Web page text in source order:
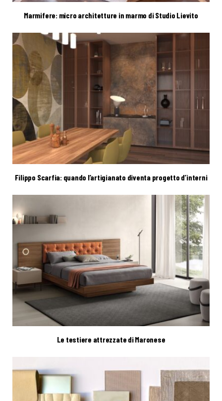
Marmifere: micro architetture in marmo di Studio Lievito
Filippo Scarfia: quando l’artigianato diventa progetto d’interni
Le testiere attrezzate di Maronese